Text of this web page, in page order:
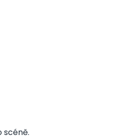
scéně.